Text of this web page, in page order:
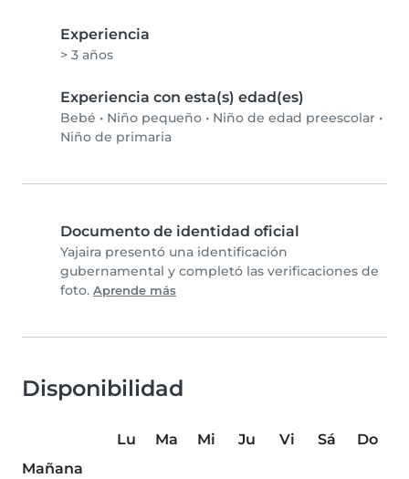
Experiencia
> 3 años
Experiencia con esta(s) edad(es)
Bebé • Niño pequeño • Niño de edad preescolar •
Niño de primaria
Documento de identidad oficial
Yajaira presentó una identificación
gubernamental y completó las verificaciones de
foto. Aprende más
Disponibilidad
Lu Ma Mi Ju Vi Sá
Do
Mañana